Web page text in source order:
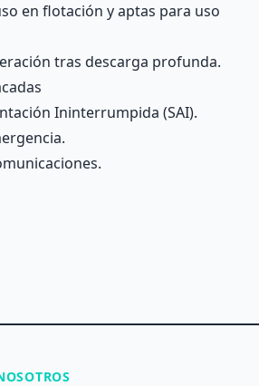
en flotación y aptas para uso
tras descarga profunda.
Ininterrumpida (SAI).